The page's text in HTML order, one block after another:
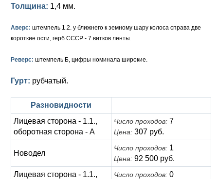
Толщина: 1,4 мм.
Аверс: штемпель 1.2. у ближнего к земному шару колоса справа две
короткие ости, герб СССР - 7 витков ленты.
Реверс: штемпель Б, цифры номинала широкие.
Гурт: рубчатый.
Разновидности
Лицевая сторона - 1.1.,
оборотная сторона - А
Число проходов: 7
Цена: 307 руб.
Новодел
Число проходов: 1
Цена: 92 500 руб.
Лицевая сторона - 1.1.,
Число проходов: 0